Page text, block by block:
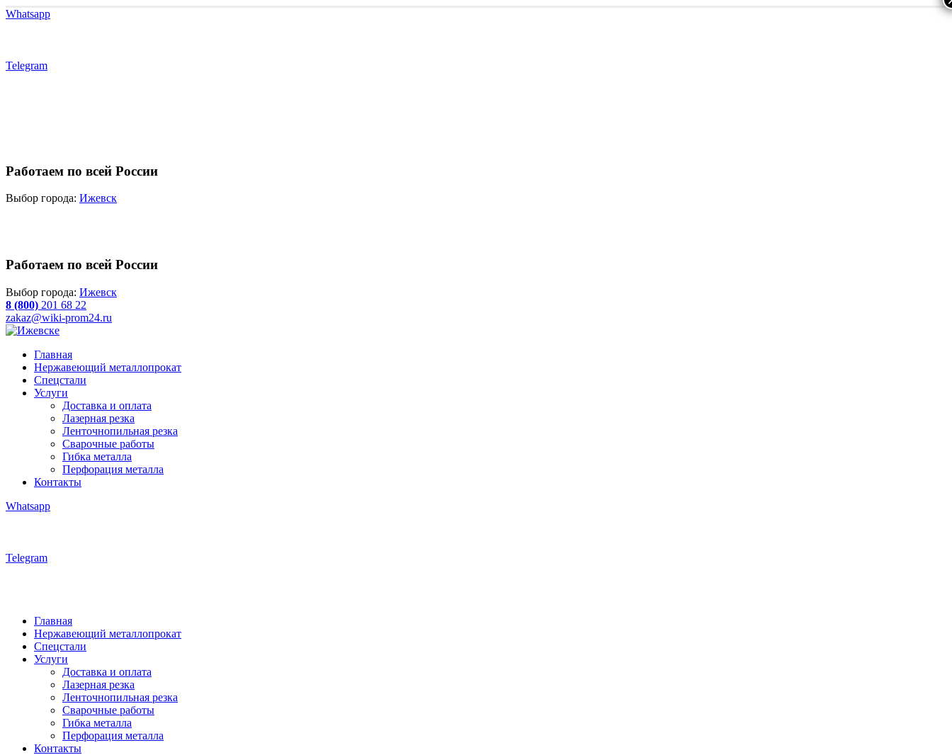
Whatsapp
Telegram
Работаем по всей России
Выбор города: Ижевск
Работаем по всей России
Выбор города: Ижевск
8 (800) 201 68 22
zakaz@wiki-prom24.ru
Главная
Нержавеющий металлопрокат
Спецстали
Услуги
Доставка и оплата
Лазерная резка
Ленточнопильная резка
Сварочные работы
Гибка металла
Перфорация металла
Контакты
Whatsapp
Telegram
Главная
Нержавеющий металлопрокат
Спецстали
Услуги
Доставка и оплата
Лазерная резка
Ленточнопильная резка
Сварочные работы
Гибка металла
Перфорация металла
Контакты